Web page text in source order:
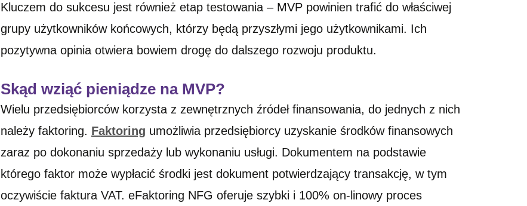
Kluczem do sukcesu jest również etap testowania – MVP powinien trafić do właściwej
grupy użytkowników końcowych, którzy będą przyszłymi jego użytkownikami. Ich
pozytywna opinia otwiera bowiem drogę do dalszego rozwoju produktu.
Skąd wziąć pieniądze na MVP?
Wielu przedsiębiorców korzysta z zewnętrznych źródeł finansowania, do jednych z nich
należy faktoring. Faktoring umożliwia przedsiębiorcy uzyskanie środków finansowych
zaraz po dokonaniu sprzedaży lub wykonaniu usługi. Dokumentem na podstawie
którego faktor może wypłacić środki jest dokument potwierdzający transakcję, w tym
oczywiście faktura VAT. eFaktoring NFG oferuje szybki i 100% on-linowy proces